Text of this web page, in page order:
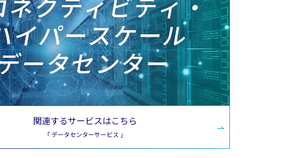
関連するサービスはこちら
「 データセンターサービス 」